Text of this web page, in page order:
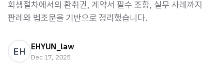
회생절차에서의 환취권, 계약서 필수 조항, 실무 사례까지
판례와 법조문을 기반으로 정리했습니다.
EH EHYUN_law
Dec 17, 2025